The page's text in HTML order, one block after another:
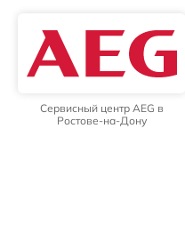
Сервисный центр AEG в
Ростове-на-Дону